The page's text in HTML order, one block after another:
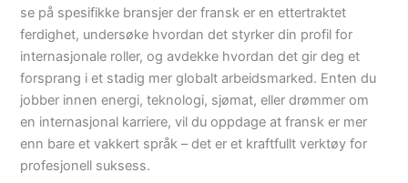
se på spesifikke bransjer der fransk er en ettertraktet
ferdighet, undersøke hvordan det styrker din profil for
internasjonale roller, og avdekke hvordan det gir deg et
forsprang i et stadig mer globalt arbeidsmarked. Enten du
jobber innen energi, teknologi, sjømat, eller drømmer om
en internasjonal karriere, vil du oppdage at fransk er mer
enn bare et vakkert språk – det er et kraftfullt verktøy for
profesjonell suksess.